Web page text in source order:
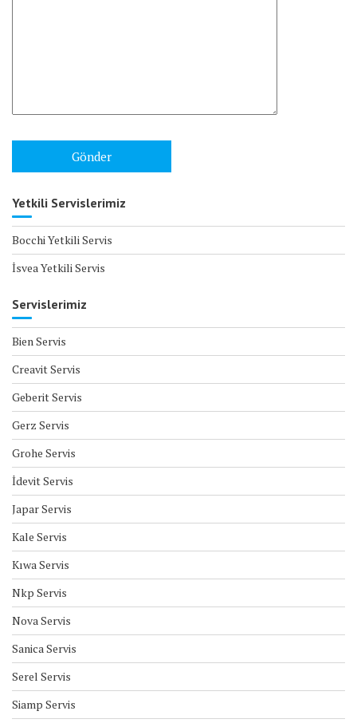
Yetkili Servislerimiz
Bocchi Yetkili Servis
İsvea Yetkili Servis
Servislerimiz
Bien Servis
Creavit Servis
Geberit Servis
Gerz Servis
Grohe Servis
İdevit Servis
Japar Servis
Kale Servis
Kıwa Servis
Nkp Servis
Nova Servis
Sanica Servis
Serel Servis
Siamp Servis